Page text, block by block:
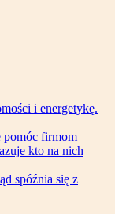
i energetykę.
pomóc firmom
kto na nich
spóźnia się z